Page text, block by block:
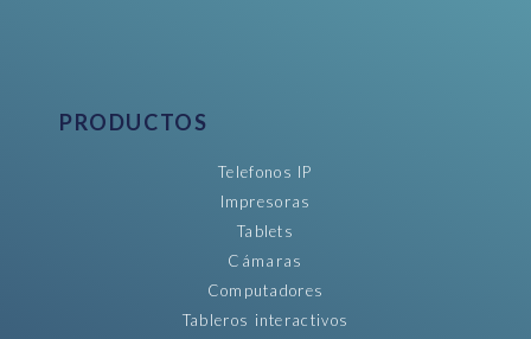
PRODUCTOS
Telefonos IP
Impresoras
Tablets
Cámaras
Computadores
Tableros interactivos